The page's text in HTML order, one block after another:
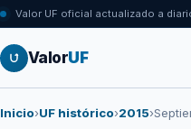
Valor UF oficial actualizado a
ValorUF
Inicio›UF histórico›2015›